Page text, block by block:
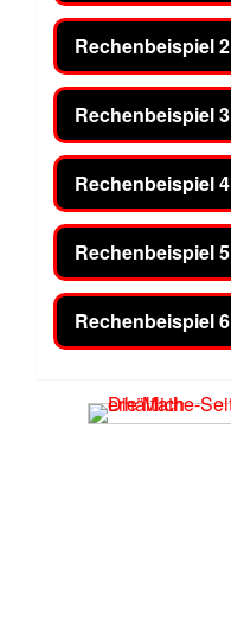
Rechenbeispiel 2
Rechenbeispiel 3
Rechenbeispiel 4
Rechenbeispiel 5
Rechenbeispiel 6